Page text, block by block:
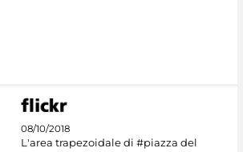
08/10/2018
L'area trapezoidale di #piazza del